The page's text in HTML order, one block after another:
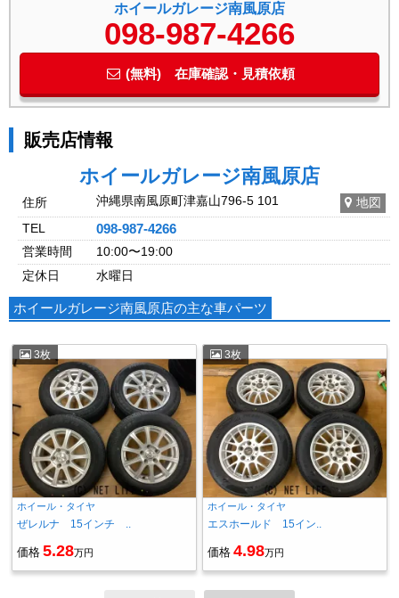
ホイールガレージ南風原店
098-987-4266
(無料) 在庫確認・見積依頼
販売店情報
ホイールガレージ南風原店
住所 沖縄県南風原町津嘉山796-5 101
地図
TEL
098-987-4266
営業時間
10:00〜19:00
定休日
水曜日
ホイールガレージ南風原店の主な車パーツ
3枚
ホイール・タイヤ
ぜレルナ 15インチ ..
価格 5.28万円
3枚
ホイール・タイヤ
エスホールド 15イン..
価格 4.98万円